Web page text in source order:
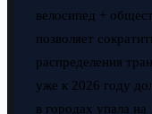
велосипед +
позволяет
распределения
уже к 2026 году
в городах упала